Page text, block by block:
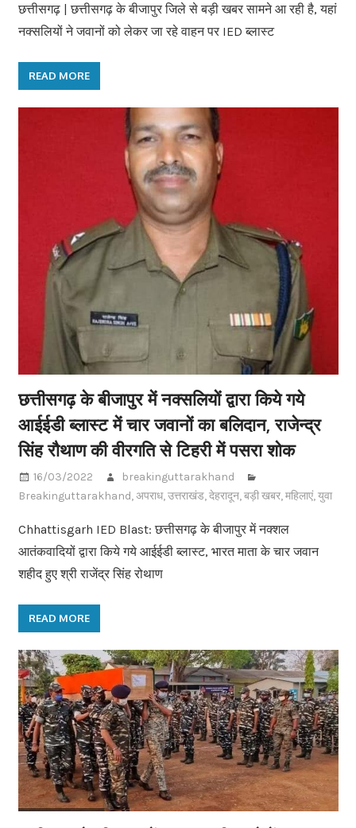
छत्तीसगढ़ | छत्तीसगढ़ के बीजापुर जिले से बड़ी खबर सामने आ रही है, यहां
नक्सलियों ने जवानों को लेकर जा रहे वाहन पर IED ब्लास्ट
READ MORE
छत्तीसगढ़ के बीजापुर में नक्सलियों द्वारा किये गये
आईईडी ब्लास्ट में चार जवानों का बलिदान, राजेन्द्र
सिंह रौथाण की वीरगति से टिहरी में पसरा शोक
16/03/2022
breakinguttarakhand
Breakinguttarakhand,अपराध,उत्तराखंड,देहरादून,बड़ी खबर,महिलाएं,युवा
Chhattisgarh IED Blast: छत्तीसगढ़ के बीजापुर में नक्शल
आतंकवादियों द्वारा किये गये आईईडी ब्लास्ट, भारत माता के चार जवान
शहीद हुए श्री राजेंद्र सिंह रोथाण
READ MORE